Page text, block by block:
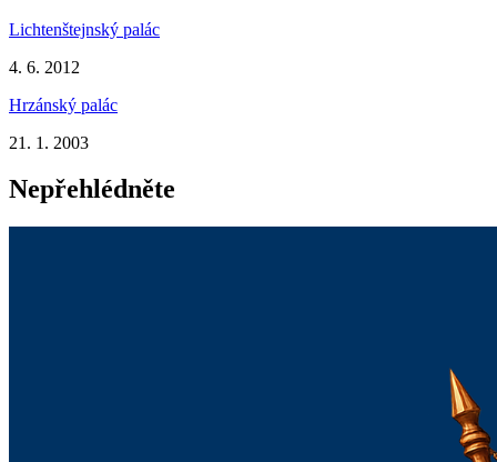
Lichtenštejnský palác
4. 6. 2012
Hrzánský palác
21. 1. 2003
Nepřehlédněte